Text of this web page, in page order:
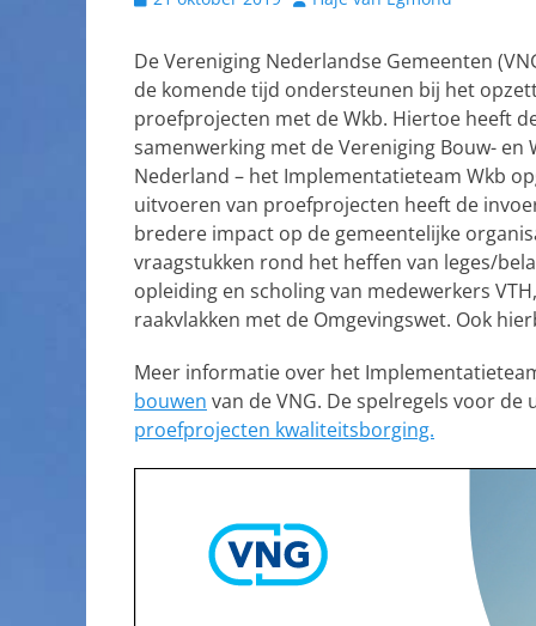
De Vereniging Nederlandse Gemeenten
de komende tijd ondersteunen bij het
proefprojecten met de Wkb. Hiertoe heeft
samenwerking met de Vereniging Bouw- en
Nederland – het Implementatieteam Wkb
uitvoeren van proefprojecten heeft de
bredere impact op de gemeentelijke
vraagstukken rond het heffen van leges/
opleiding en scholing van medewerkers
raakvlakken met de Omgevingswet. Ook
Meer informatie over het
bouwen van de VNG. De spelregels voor
proefprojecten kwaliteitsborging.